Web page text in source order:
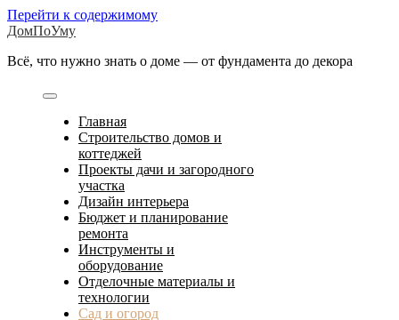
Перейти к содержимому
ДомПоУму
Всё, что нужно знать о доме — от фундамента до декора
Главная
Строительство домов и
коттеджей
Проекты дачи и загородного
участка
Дизайн интерьера
Бюджет и планирование
ремонта
Инструменты и
оборудование
Отделочные материалы и
технологии
Сад и огород